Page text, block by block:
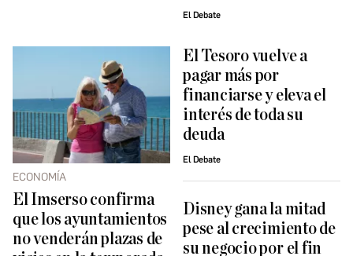
El Debate
ECONOMÍA
El Imserso confirma
que los ayuntamientos
no venderán plazas de
El Tesoro vuelve a
pagar más por
financiarse y eleva el
interés de toda su
deuda
El Debate
Disney gana la mitad
pese al crecimiento de
su negocio por el fin